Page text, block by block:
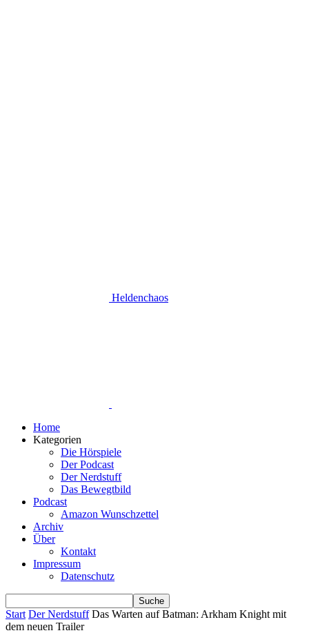
Heldenchaos
Home
Kategorien
Die Hörspiele
Der Podcast
Der Nerdstuff
Das Bewegtbild
Podcast
Amazon Wunschzettel
Archiv
Über
Kontakt
Impressum
Datenschutz
Start Der Nerdstuff Das Warten auf Batman: Arkham Knight mit
dem neuen Trailer